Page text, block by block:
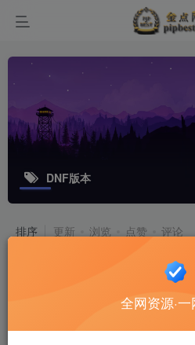
DNF版本
排序 更新 浏览 点赞 评论
回合手游
本】最新
后台+多功
游戏源码
全网资源·